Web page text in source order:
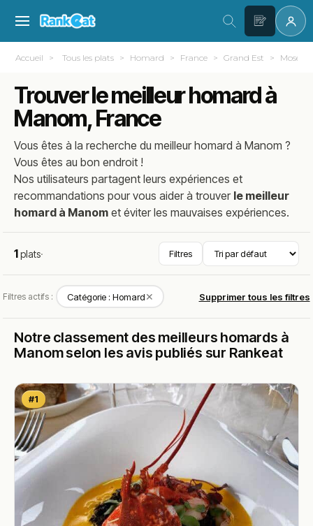
Accueil Tous les plats Homard France Grand Est Moselle
Trouver le meilleur homard à
Manom, France
Vous êtes à la recherche du meilleurhomard àManom ?
Vous êtes au bon endroit !
Nos utilisateurs partagent leurs expériences et
recommandations pour vous aider à trouver le meilleur
homard à Manom et éviter les mauvaises expériences.
1plats· Filtres
Filtres actifs : Catégorie : Homard✕ Supprimer tous les filtres
Notre classement des meilleurs homards à
Manom selon les avis publiés sur Rankeat
#1